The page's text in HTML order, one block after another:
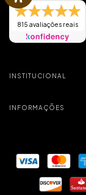
815 avaliações reais
INSTITUCIONAL
INFORMAÇÕES